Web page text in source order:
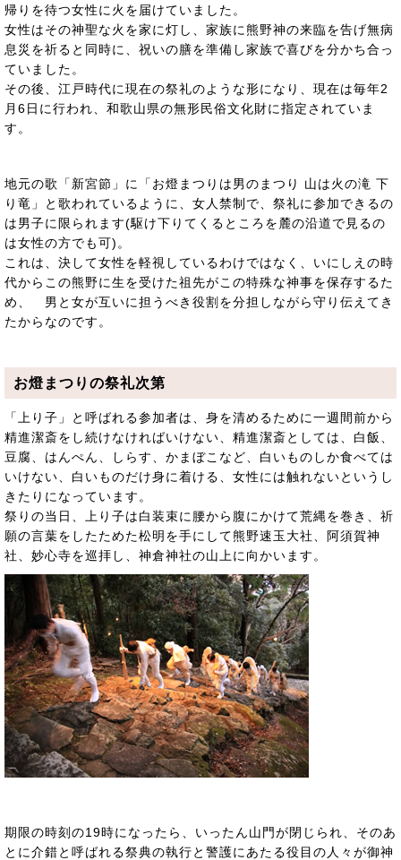
帰りを待つ女性に火を届けていました。
女性はその神聖な火を家に灯し、家族に熊野神の来臨を告げ無病
息災を祈ると同時に、祝いの膳を準備し家族で喜びを分かち合っ
ていました。
その後、江戸時代に現在の祭礼のような形になり、現在は毎年2
月6日に行われ、和歌山県の無形民俗文化財に指定されていま
す。
地元の歌「新宮節」に「お燈まつりは男のまつり 山は火の滝 下
り竜」と歌われているように、女人禁制で、祭礼に参加できるの
は男子に限られます(駆け下りてくるところを麓の沿道で見るの
は女性の方でも可)。
これは、決して女性を軽視しているわけではなく、いにしえの時
代からこの熊野に生を受けた祖先がこの特殊な神事を保存するた
め、 男と女が互いに担うべき役割を分担しながら守り伝えてき
たからなのです。
お燈まつりの祭礼次第
「上り子」と呼ばれる参加者は、身を清めるために一週間前から
精進潔斎をし続けなければいけない、精進潔斎としては、白飯、
豆腐、はんぺん、しらす、かまぼこなど、白いものしか食べては
いけない、白いものだけ身に着ける、女性には触れないというし
きたりになっています。
祭りの当日、上り子は白装束に腰から腹にかけて荒縄を巻き、祈
願の言葉をしたためた松明を手にして熊野速玉大社、阿須賀神
社、妙心寺を巡拝し、神倉神社の山上に向かいます。
期限の時刻の19時になったら、いったん山門が閉じられ、そのあ
とに介錯と呼ばれる祭典の執行と警護にあたる役目の人々が御神